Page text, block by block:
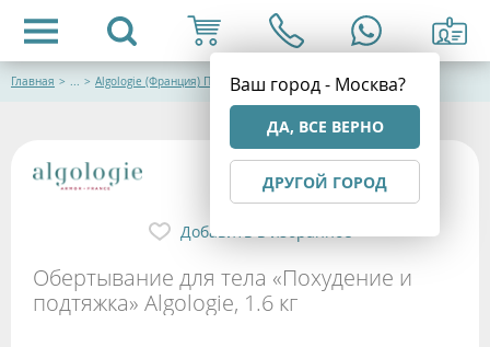
Ваш город - Москва?
ДА, ВСЕ ВЕРНО
ДРУГОЙ ГОРОД
Главная > ... > Algologie (Франция) Профессиональная талассокосметика
Обертывание для тела «Похудение и
подтяжка» Algologie, 1.6 кг
Добавить в избранное